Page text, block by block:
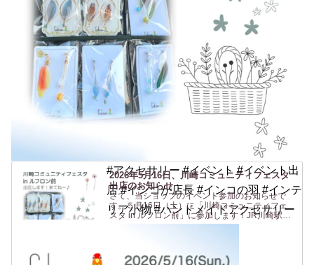
2026年5月16日、川崎コミュニティフェスタ
出店のお知らせ
さて、当ショップのイベント参加のお知らせで
す。５月16日（土）に「川崎コミュニティフェ
スタ in ルフロン前」に参加します！JR川崎駅東
口 からすぐの駅前広場(ルフロン前広場)での開催
#アクセサリー #イベント #イベント出
店 #インコが店長 #インコの羽 #インテ
リア小物 #ハンドメイドアクセサリー